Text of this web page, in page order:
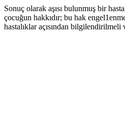
Sonuç olarak aşısı bulunmuş bir
çocuğun hakkıdır; bu hak
hastalıklar açısından bilgilendirilmeli